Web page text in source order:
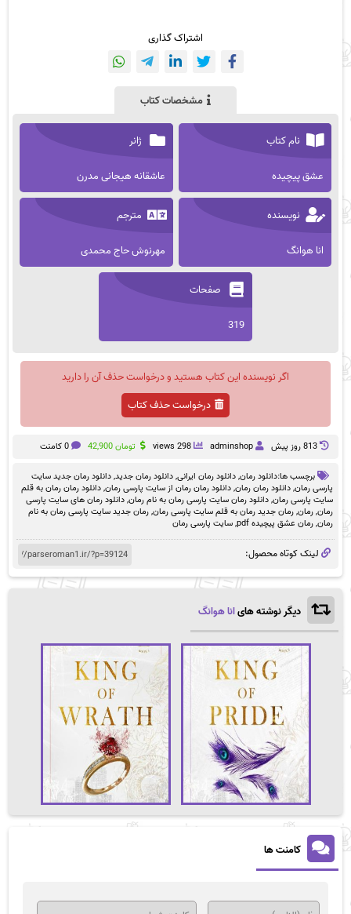
اشتراک گذاری
مشخصات کتاب
نام کتاب
عشق پیچیده
ژانر
عاشقانه هیجانی مدرن
نویسنده
انا هوانگ
مترجم
مهرنوش حاج محمدی
صفحات
319
اگر نویسنده این کتاب هستید و درخواست حذف آن را دارید
درخواست حذف کتاب
813 روز پيش adminshop
298 views تومان42,900 0 کامنت
برچسب ها:دانلود رمان,دانلود رمان ایرانی,دانلود رمان جدید,دانلود رمان جدید سایت
پارسی رمان,دانلود رمان رمان,دانلود رمان رمان از سایت پارسی رمان,دانلود رمان رمان به قلم
سایت پارسی رمان,دانلود رمان سایت پارسی رمان به نام رمان,دانلود رمان های سایت پارسی
رمان,رمان,رمان جدید رمان به قلم سایت پارسی رمان,رمان جدید سایت پارسی رمان به نام
رمان,رمان عشق پیچیده pdf ,سایت پارسی رمان
لینک کوتاه محصول:
دیگر نوشته هایانا هوانگ
کامنت ها